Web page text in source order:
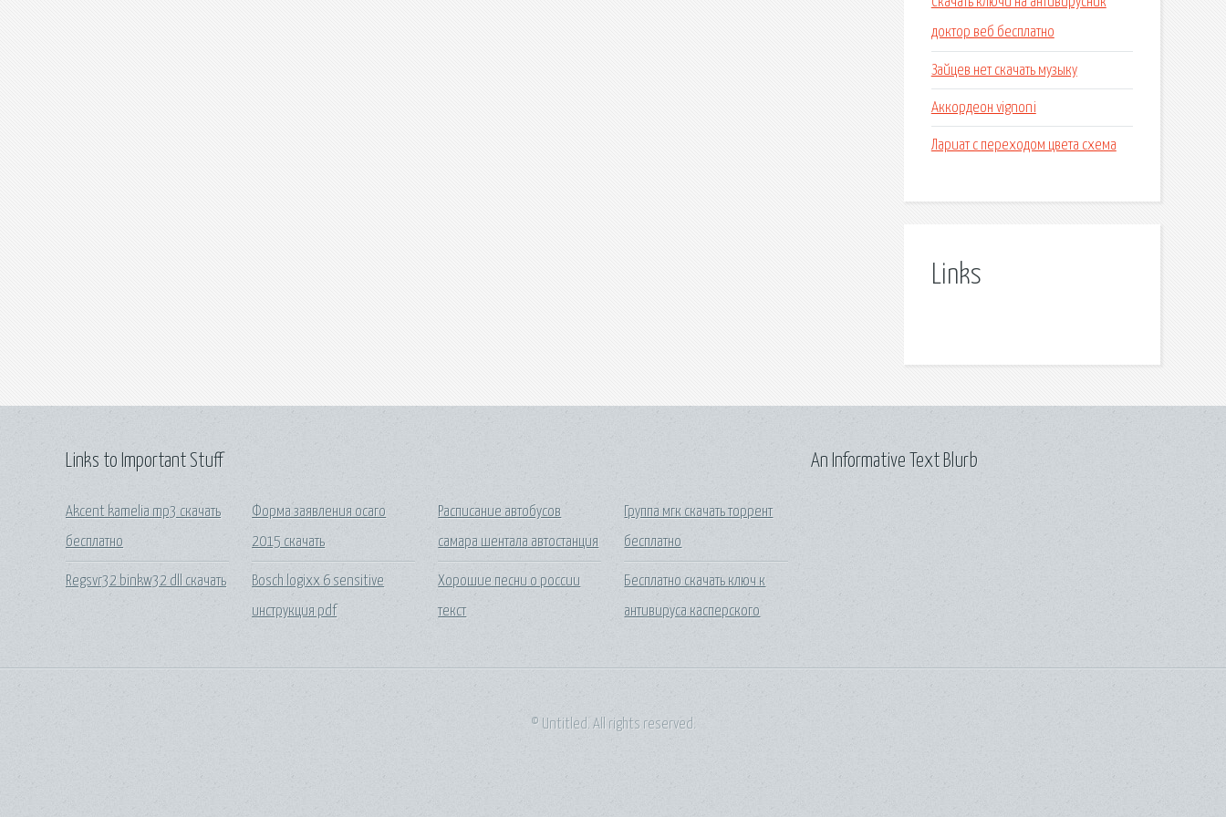
доктор веб бесплатно
Зайцев нет скачать музыку
Аккордеон vignoni
Лариат с переходом цвета схема
Links
Links to Important Stuff
Akcent kamelia mp3 скачать
бесплатно
Regsvr32 binkw32 dll скачать
Форма заявления осаго
2015 скачать
Bosch logixx 6 sensitive
инструкция pdf
Расписание автобусов
самара шентала автостанция
Хорошие песни о россии
текст
Группа мгк скачать торрент
бесплатно
Бесплатно скачать ключ к
антивируса касперского
An Informative Text Blurb
© Untitled. All rights reserved.